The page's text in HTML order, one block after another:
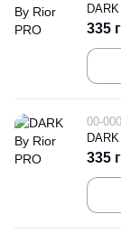
335
00-
335